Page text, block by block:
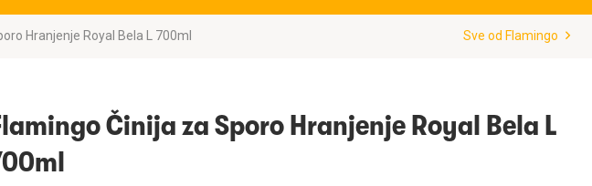
Hranjenje Royal Bela L 700ml Sve od Flamingo
Činija za Sporo Hranjenje Royal Bela L